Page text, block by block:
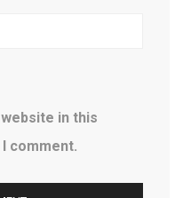
in this
comment.